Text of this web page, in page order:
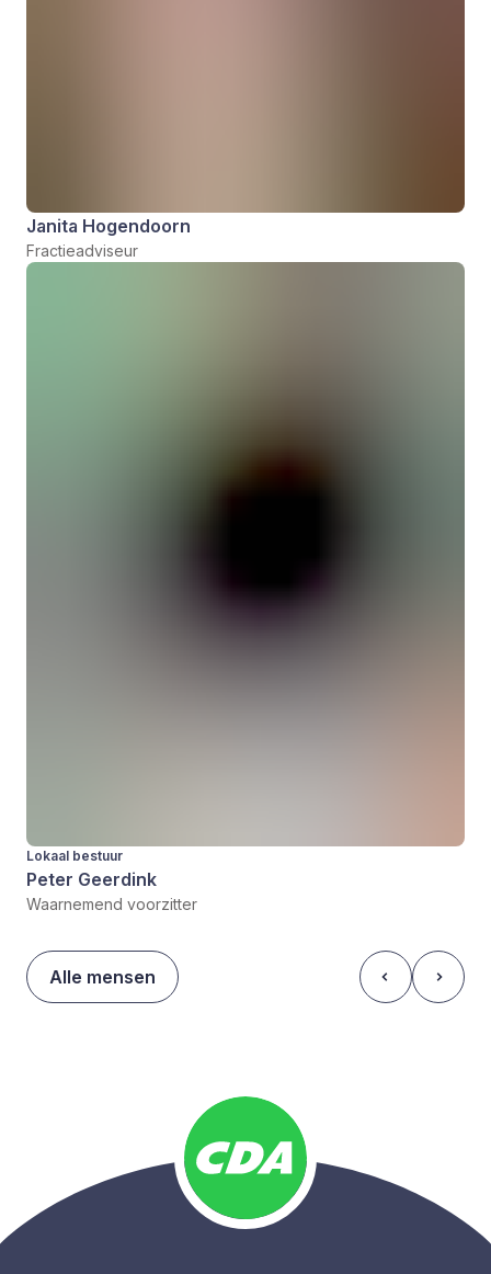
Janita Hogendoorn
Fractieadviseur
Lokaal bestuur
Peter Geerdink
Waarnemend voorzitter
Alle mensen